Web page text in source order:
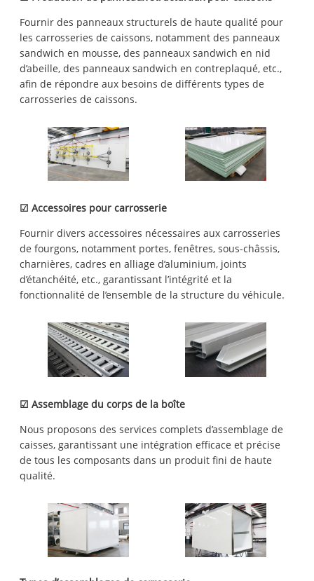
Fournir des panneaux structurels de haute qualité pour
les carrosseries de caissons, notamment des panneaux
sandwich en mousse, des panneaux sandwich en nid
d’abeille, des panneaux sandwich en contreplaqué, etc.,
afin de répondre aux besoins de différents types de
carrosseries de caissons.
☑ Accessoires pour carrosserie
Fournir divers accessoires nécessaires aux carrosseries
de fourgons, notamment portes, fenêtres, sous-châssis,
charnières, cadres en alliage d’aluminium, joints
d’étanchéité, etc., garantissant l’intégrité et la
fonctionnalité de l’ensemble de la structure du véhicule.
☑ Assemblage du corps de la boîte
Nous proposons des services complets d’assemblage de
caisses, garantissant une intégration efficace et précise
de tous les composants dans un produit fini de haute
qualité.